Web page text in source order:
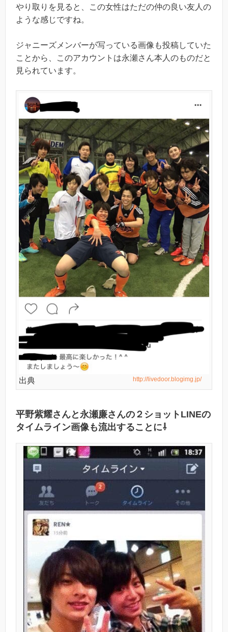
やり取りを見ると、この女性はただの仲の良い友人の
ような感じですね。
ジャニーズメンバーが写っている画像も投稿していた
ことから、このアカウントは永瀬さん本人のものだと
見られています。
出典 http://livedoor.blogimg.jp/
平野紫耀さんと永瀬廉さんの２ショットLINEの
タイムライン画像も流出することに⇩